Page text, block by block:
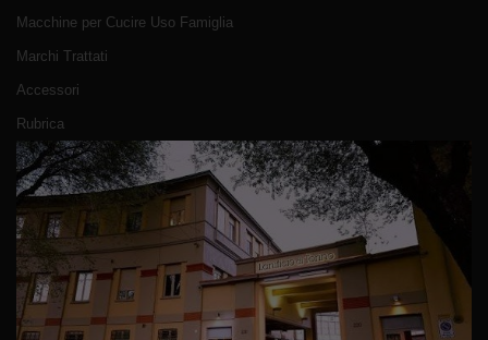
Macchine per Cucire Uso Famiglia
Marchi Trattati
Accessori
Rubrica